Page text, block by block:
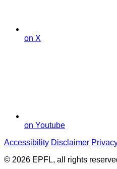
on X
on Youtube
Accessibility Disclaimer
© 2026 EPFL, all rights